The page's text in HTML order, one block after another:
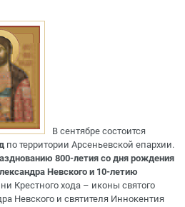
В сентябре состоится
по территории Арсеньевской епархии.
800-летия со дня рождения
Невского и 10-летию
Крестного хода – иконы святого
Невского и святителя Иннокентия